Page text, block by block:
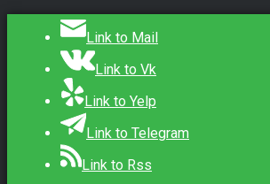
Link to Mail
Link to Vk
Link to Yelp
Link to Telegram
Link to Rss